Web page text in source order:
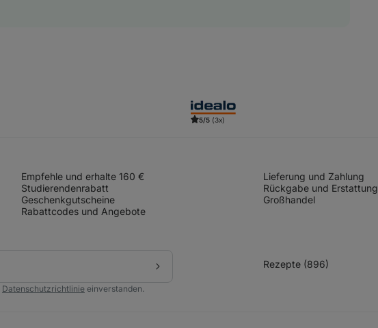
5/5 (3x)
Empfehle und erhalte 160 €
Studierendenrabatt
Geschenkgutscheine
Rabattcodes und Angebote
Lieferung und Zahlung
Rückgabe und Erstattung
Großhandel
Abonnieren
Datenschutzrichtlinie einverstanden.
Rezepte (896)